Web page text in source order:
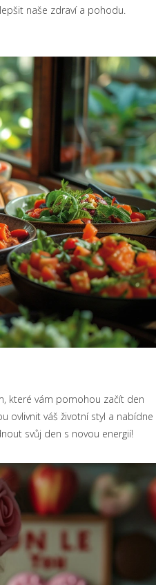
naše zdraví a pohodu.
které vám pomohou začít den
ovlivnit váš životní styl a nabídne
svůj den s novou energií!